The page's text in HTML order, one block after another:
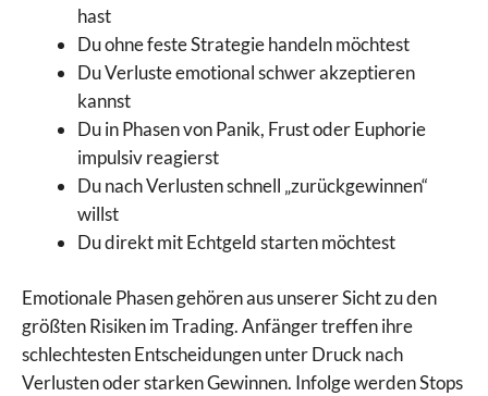
hast
Du ohne feste Strategie handeln möchtest
Du Verluste emotional schwer akzeptieren
kannst
Du in Phasen von Panik, Frust oder Euphorie
impulsiv reagierst
Du nach Verlusten schnell „zurückgewinnen“
willst
Du direkt mit Echtgeld starten möchtest
Emotionale Phasen gehören aus unserer Sicht zu den
größten Risiken im Trading. Anfänger treffen ihre
schlechtesten Entscheidungen unter Druck nach
Verlusten oder starken Gewinnen. Infolge werden Stops